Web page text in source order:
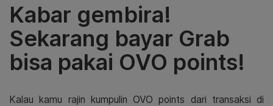
Kabar gembira!
Sekarang bayar Grab
bisa pakai OVO points!
Kalau kamu rajin kumpulin OVO points dari transaksi di